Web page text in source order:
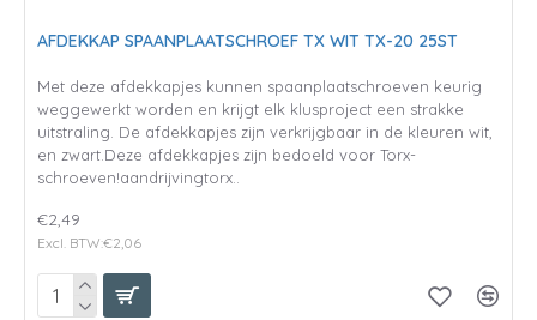
AFDEKKAP SPAANPLAATSCHROEF TX WIT TX-20 25ST
Met deze afdekkapjes kunnen spaanplaatschroeven keurig
weggewerkt worden en krijgt elk klusproject een strakke
uitstraling. De afdekkapjes zijn verkrijgbaar in de kleuren wit,
en zwart.Deze afdekkapjes zijn bedoeld voor Torx-
schroeven!aandrijvingtorx..
€2,49
Excl. BTW:€2,06